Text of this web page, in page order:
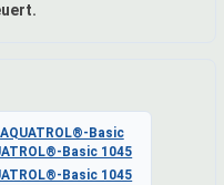
Basic 1045